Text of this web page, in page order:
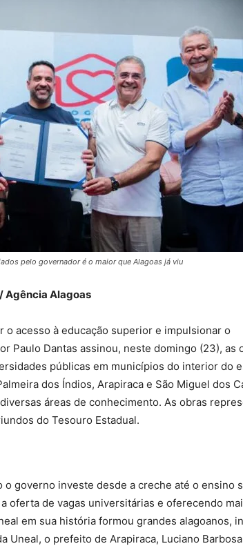
pelo governador é o maior que Alagoas já viu
Agência Alagoas
o acesso à educação superior e impulsionar o
Paulo Dantas assinou, neste domingo (23), as
públicas em municípios do interior do
dos Índios, Arapiraca e São Miguel dos
áreas de conhecimento. As obras
do Tesouro Estadual.
o governo investe desde a creche até o ensino
oferta de vagas universitárias e oferecendo
em sua história formou grandes alagoanos,
Uneal, o prefeito de Arapiraca, Luciano